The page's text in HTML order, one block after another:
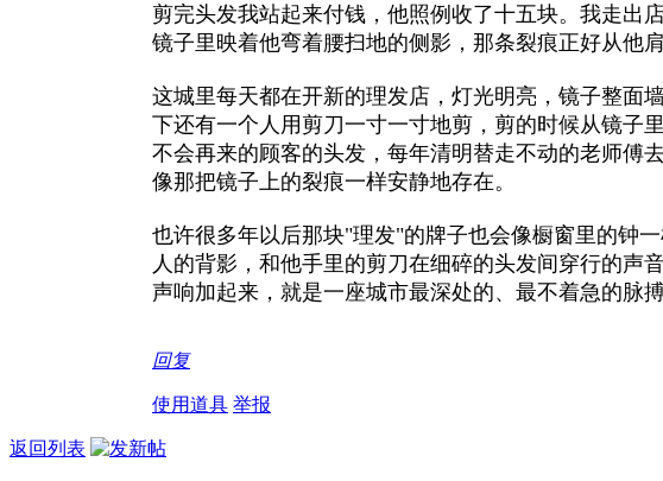
剪完头发我站起来付钱，他照例收了十五块。我走出
镜子里映着他弯着腰扫地的侧影，那条裂痕正好从他
这城里每天都在开新的理发店，灯光明亮，镜子整面
下还有一个人用剪刀一寸一寸地剪，剪的时候从镜子
不会再来的顾客的头发，每年清明替走不动的老师
像那把镜子上的裂痕一样安静地存在。
也许很多年以后那块"理发"的牌子也会像橱窗里的钟
人的背影，和他手里的剪刀在细碎的头发间穿行的
声响加起来，就是一座城市最深处的、最不着急的脉搏
回复
使用道具 举报
返回列表